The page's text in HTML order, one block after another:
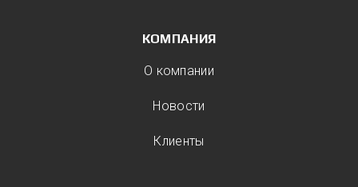
КОМПАНИЯ
О компании
Новости
Клиенты